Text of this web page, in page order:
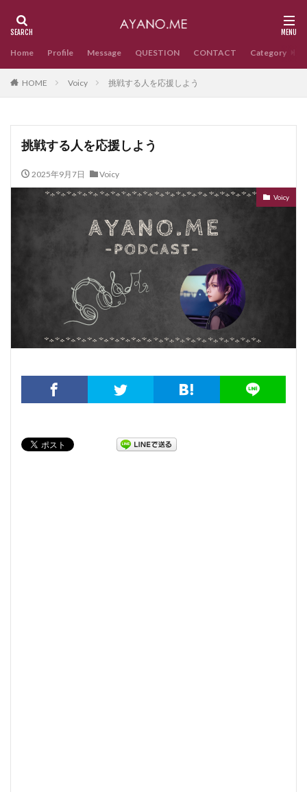
Home Profile Message QUESTION CONTACT Category
HOME Voicy 挑戦する人を応援しよう
挑戦する人を応援しよう
2025年9月7日 Voicy
Voicy